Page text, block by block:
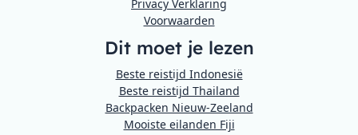
Privacy Verklaring
Voorwaarden
Dit moet je lezen
Beste reistijd Indonesië
Beste reistijd Thailand
Backpacken Nieuw-Zeeland
Mooiste eilanden Fiji